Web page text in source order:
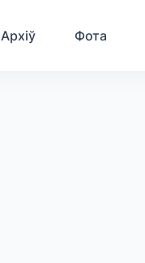
Архіў Фота